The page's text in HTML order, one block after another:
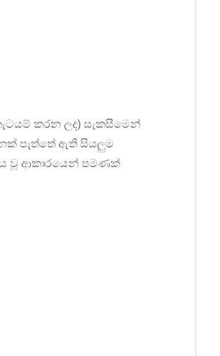
කරන ලද) සැකසීමෙන්
පැත්තේ ඇති සියලුම
වූ ආකාරයෙන් පමණක්